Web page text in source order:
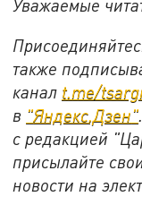
Уважаемые
также
канал t.me/
в "Яндекс.Дзен"
с редакцией
присылайте
новости на